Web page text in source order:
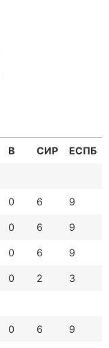
В СИР ЕСПБ
0 6 9
0 6 9
0 6 9
0 2 3
0 6 9